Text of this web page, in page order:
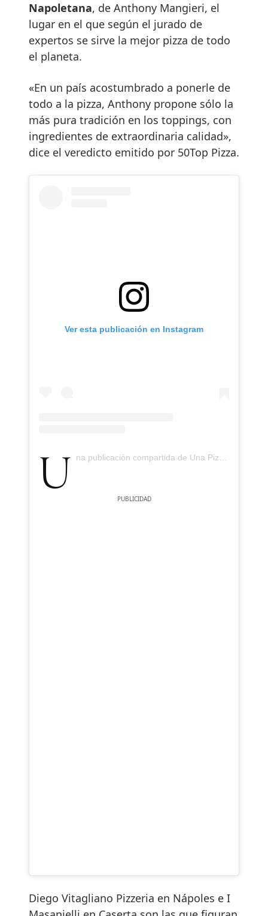
Napoletana, de Anthony Mangieri, el
lugar en el que según el jurado de
expertos se sirve la mejor pizza de todo
el planeta.
«En un país acostumbrado a ponerle de
todo a la pizza, Anthony propone sólo la
más pura tradición en los toppings, con
ingredientes de extraordinaria calidad»,
dice el veredicto emitido por 50Top Pizza.
Ver esta publicación en Instagram
Una publicación compartida de Una Pizza Napoletana (@unapizzanapoletana)
Diego Vitagliano Pizzeria en Nápoles e I